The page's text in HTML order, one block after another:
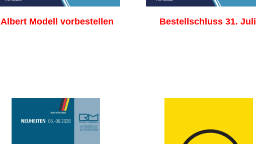
Albert Modell vorbestellen Bestellschluss 31. Juli